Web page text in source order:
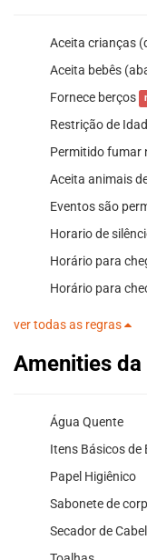
Aceita crianças
Aceita bebês
Fornece berços
Restrição de
Permitido fumar
Aceita animais
Eventos são
Horario de
Horário para
Horário para
ver todas as regras
Amenities
Água Quente
Itens Básicos de
Papel Higiênico
Sabonete de
Secador de